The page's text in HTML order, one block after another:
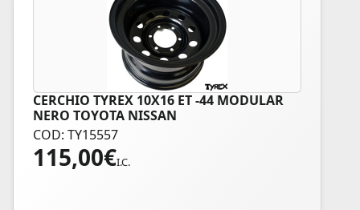
CERCHIO TYREX 10X16 ET -44 MODULAR
NERO TOYOTA NISSAN
COD: TY15557
115,00€I.C.